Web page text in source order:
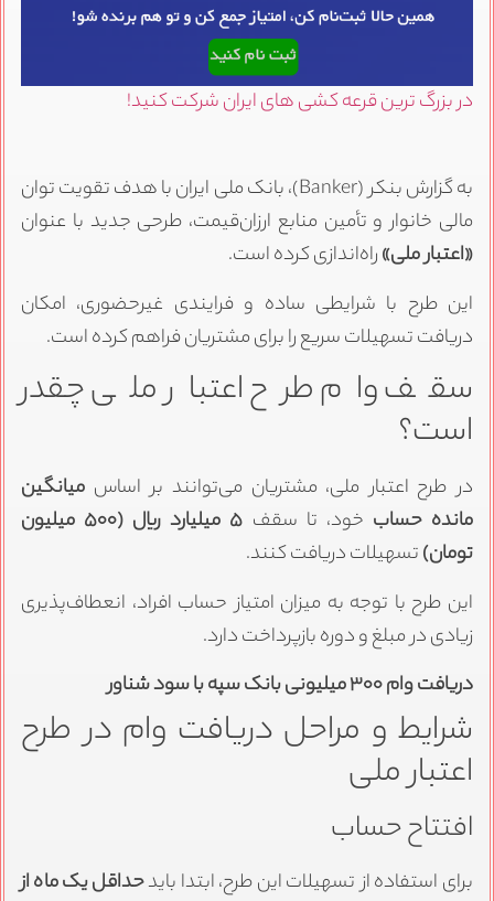
در بزرگ ترین قرعه کشی های ایران شرکت کنید!
به گزارش بنکر (Banker)، بانک ملی ایران با هدف تقویت توان
مالی خانوار و تأمین منابع ارزان‌قیمت، طرحی جدید با عنوان
«اعتبار ملی»راه‌اندازی کرده است.
این طرح با شرایطی ساده و فرایندی غیرحضوری، امکان
دریافت تسهیلات سریع را برای مشتریان فراهم کرده است.
سقف وام طرح اعتبار ملی چقدر
است؟
در طرح اعتبار ملی، مشتریان می‌توانند بر اساس میانگین
مانده حسابخود، تا سقف
۵ میلیارد ریال (۵۰۰ میلیون
تومان)تسهیلات دریافت کنند.
این طرح با توجه به میزان امتیاز حساب افراد، انعطاف‌پذیری
زیادی در مبلغ و دوره بازپرداخت دارد.
دریافت وام ۳۰۰ میلیونی بانک سپه با سود شناور
شرایط و مراحل دریافت وام در طرح
اعتبار ملی
افتتاح حساب
برای استفاده از تسهیلات این طرح، ابتدا بایدحداقل یک ماه از